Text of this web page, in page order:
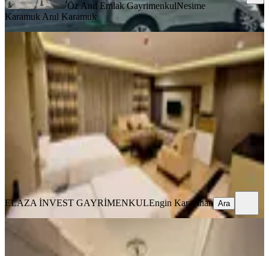
Öz Anıl Emlak GayrimenkulNesime
Karamuk Anıl Karamuk
MANZARALI
Beyazıt Ve Sultanahmete Yürüme
Mesafesinde Kiralık Stüdyo Daire
Fatih, Kemalpaşa Mahallesi
Stüdyo
·3. Kat ·02.08.2026
39.000 ₺
ELAZA İNVEST GAYRİMENKULEngin Karacihan
Ara
ELAZA İNVEST GAYRİMENKULEngin Karacihan Ara
MANZARALI
Tarihi Yarımada'da Deniz Manzaralı,
Aydınlık Ve Ferah 2+1 Daire